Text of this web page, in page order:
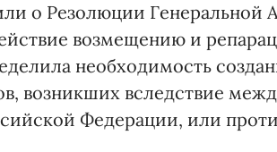
о Резолюции Генеральной
возмещению и
необходимость
возникших вследствие
Федерации, или